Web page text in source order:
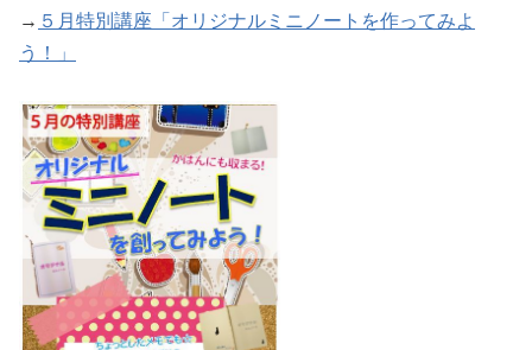
→ ５月特別講座「オリジナルミニノートを作ってみよ
う！」